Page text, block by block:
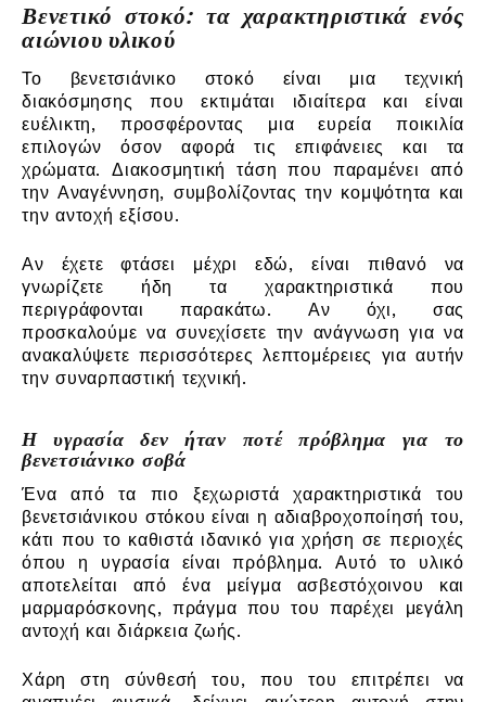
Βενετικό στοκό: τα χαρακτηριστικά ενός
αιώνιου υλικού
Το βενετσιάνικο στοκό είναι μια τεχνική
διακόσμησης που εκτιμάται ιδιαίτερα και είναι
ευέλικτη, προσφέροντας μια ευρεία ποικιλία
επιλογών όσον αφορά τις επιφάνειες και τα
χρώματα. Διακοσμητική τάση που παραμένει από
την Αναγέννηση, συμβολίζοντας την κομψότητα και
την αντοχή εξίσου.
Αν έχετε φτάσει μέχρι εδώ, είναι πιθανό να
γνωρίζετε ήδη τα χαρακτηριστικά που
περιγράφονται παρακάτω. Αν όχι, σας
προσκαλούμε να συνεχίσετε την ανάγνωση για να
ανακαλύψετε περισσότερες λεπτομέρειες για αυτήν
την συναρπαστική τεχνική.
Η υγρασία δεν ήταν ποτέ πρόβλημα για το
βενετσιάνικο σοβά
Ένα από τα πιο ξεχωριστά χαρακτηριστικά του
βενετσιάνικου στόκου είναι η αδιαβροχοποίησή του,
κάτι που το καθιστά ιδανικό για χρήση σε περιοχές
όπου η υγρασία είναι πρόβλημα. Αυτό το υλικό
αποτελείται από ένα μείγμα ασβεστόχοινου και
μαρμαρόσκονης, πράγμα που του παρέχει μεγάλη
αντοχή και διάρκεια ζωής.
Χάρη στη σύνθεσή του, που του επιτρέπει να